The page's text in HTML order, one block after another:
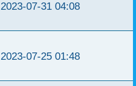
2023-07-31 04:08
2023-07-25 01:48